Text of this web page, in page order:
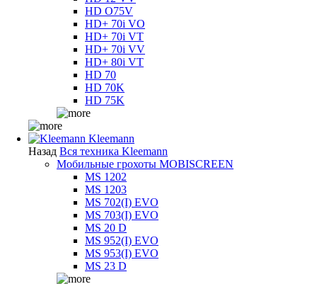
HD O75V
HD+ 70i VO
HD+ 70i VT
HD+ 70i VV
HD+ 80i VT
HD 70
HD 70K
HD 75K
Kleemann
Назад Вся техника Kleemann
Мобильные грохоты MOBISCREEN
MS 1202
MS 1203
MS 702(I) EVO
MS 703(I) EVO
MS 20 D
MS 952(I) EVO
MS 953(I) EVO
MS 23 D